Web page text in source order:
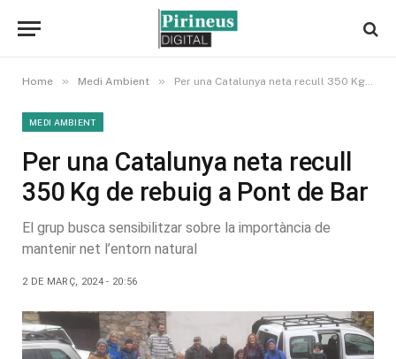
Home » Medi Ambient » Per una Catalunya neta recull 350 Kg de rebuig a Pont de Bar
MEDI AMBIENT
Per una Catalunya neta recull
350 Kg de rebuig a Pont de Bar
El grup busca sensibilitzar sobre la importància de
mantenir net l’entorn natural
2 DE MARÇ, 2024 - 20:56